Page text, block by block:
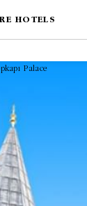
HOTELS
Palace